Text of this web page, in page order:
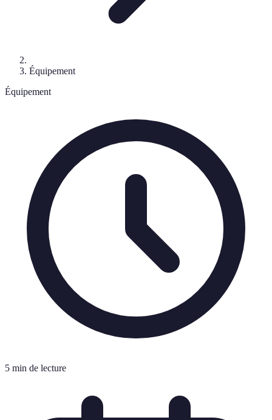
Équipement
Équipement
5 min de lecture